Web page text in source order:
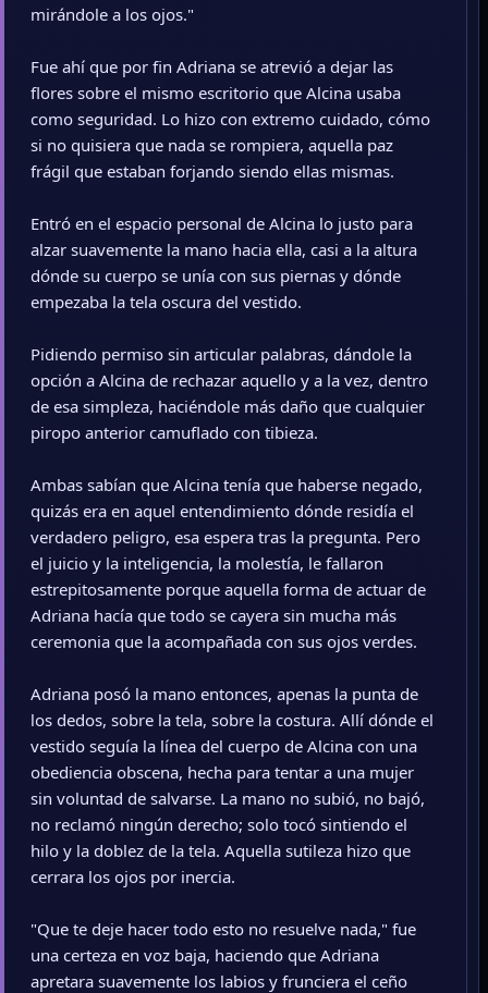
mirándole a los ojos."
Fue ahí que por fin Adriana se atrevió a dejar las
flores sobre el mismo escritorio que Alcina usaba
como seguridad. Lo hizo con extremo cuidado, cómo
si no quisiera que nada se rompiera, aquella paz
frágil que estaban forjando siendo ellas mismas.
Entró en el espacio personal de Alcina lo justo para
alzar suavemente la mano hacia ella, casi a la altura
dónde su cuerpo se unía con sus piernas y dónde
empezaba la tela oscura del vestido.
Pidiendo permiso sin articular palabras, dándole la
opción a Alcina de rechazar aquello y a la vez, dentro
de esa simpleza, haciéndole más daño que cualquier
piropo anterior camuflado con tibieza.
Ambas sabían que Alcina tenía que haberse negado,
quizás era en aquel entendimiento dónde residía el
verdadero peligro, esa espera tras la pregunta. Pero
el juicio y la inteligencia, la molestía, le fallaron
estrepitosamente porque aquella forma de actuar de
Adriana hacía que todo se cayera sin mucha más
ceremonia que la acompañada con sus ojos verdes.
Adriana posó la mano entonces, apenas la punta de
los dedos, sobre la tela, sobre la costura. Allí dónde el
vestido seguía la línea del cuerpo de Alcina con una
obediencia obscena, hecha para tentar a una mujer
sin voluntad de salvarse. La mano no subió, no bajó,
no reclamó ningún derecho; solo tocó sintiendo el
hilo y la doblez de la tela. Aquella sutileza hizo que
cerrara los ojos por inercia.
"Que te deje hacer todo esto no resuelve nada," fue
una certeza en voz baja, haciendo que Adriana
apretara suavemente los labios y frunciera el ceño